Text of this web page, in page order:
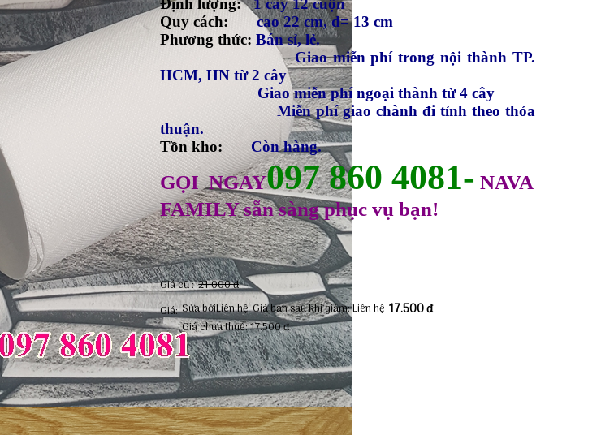
Định lượng:1 cây 12 cuộn
Quy cách:cao 22 cm, d= 13 cm
Phương thức:Bán sỉ, lẻ.
Giao miễn phí trong nội thành TP.
HCM, HN từ 2 cây
Giao miễn phí ngoại thành từ 4 cây
Miễn phí giao chành đi tỉnh theo thỏa
thuận.
Tồn kho:Còn hàng.
GỌI NGAY097 860 4081- NAVA
FAMILY sẵn sàng phục vụ bạn!
Giá cũ : 21.000 đ
Giá: Sửa bởiLiên hệ Giá bán sau khi giảm:Liên hệ 17.500 đ
Giá chưa thuế:17.500 đ